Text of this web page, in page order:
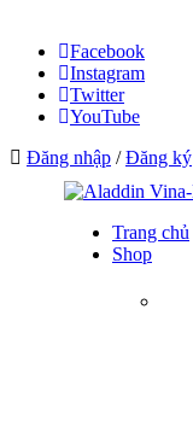
Facebook
Instagram
Twitter
YouTube
Đăng nhập /Đăng ký
Trang chủ
Shop